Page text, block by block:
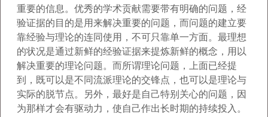
重要的信息。优秀的学术贡献需要带有明确的问题，经
验证据的目的是用来解决重要的问题，而问题的建立要
靠经验与理论的连同使用，不可只靠单一方面。最理想
的状况是通过新鲜的经验证据来提炼新鲜的概念，用以
解决重要的理论问题。而所谓理论问题，上面已经提
到，既可以是不同流派理论的交锋点，也可以是理论与
实际的脱节点。另外，最好是自己特别关心的问题，因
为那样才会有驱动力，使自己作出长时期的持续投入。